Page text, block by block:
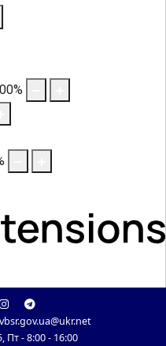
%
vbsr.gov.ua@ukr.net
Пт - 8:00 - 16:00